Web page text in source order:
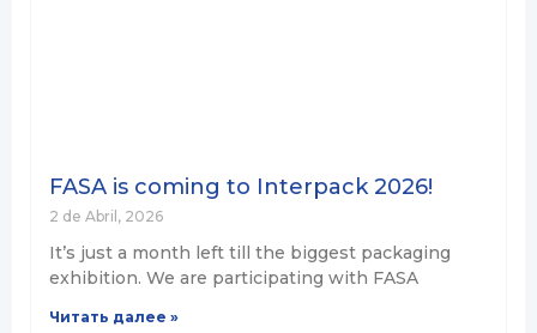
FASA is coming to Interpack 2026!
2 de Abril, 2026
It’s just a month left till the biggest packaging
exhibition. We are participating with FASA
Читать далее »